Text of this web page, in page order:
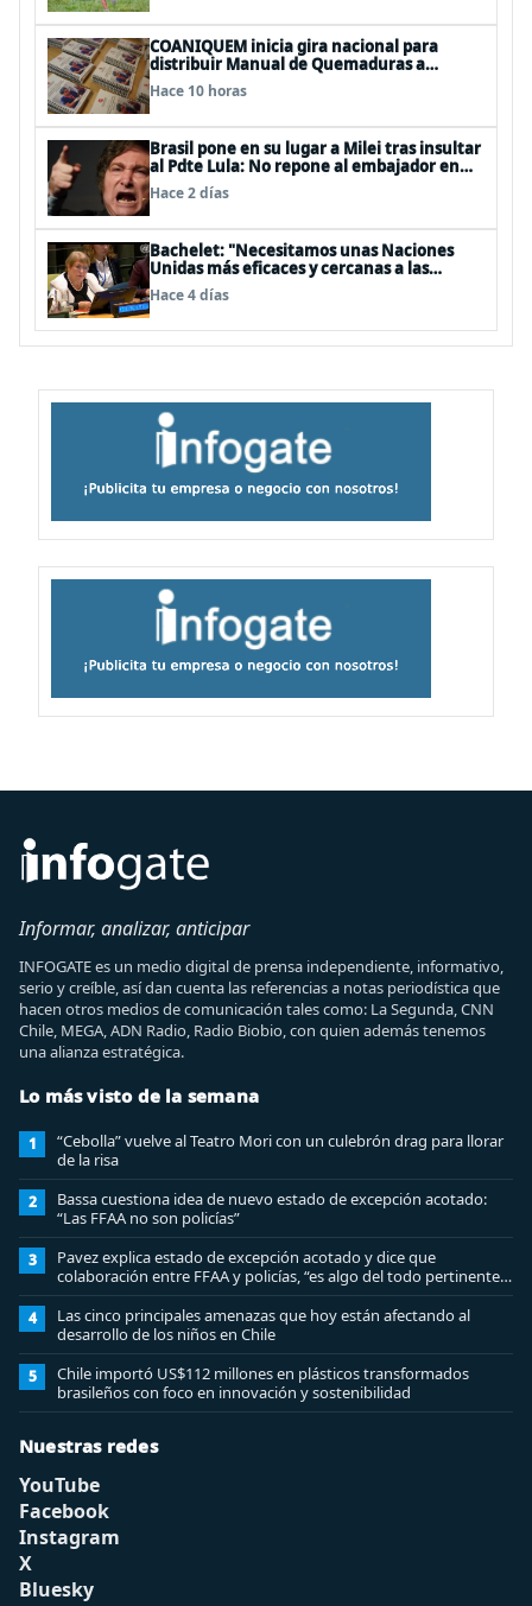
COANIQUEM inicia gira nacional para
distribuir Manual de Quemaduras a
profesionales de la salud
Hace 10 horas
Brasil pone en su lugar a Milei tras insultar
al Pdte Lula: No repone al embajador en
BBSS y rebaja la relación bilateral
Hace 2 días
Bachelet: "Necesitamos unas Naciones
Unidas más eficaces y cercanas a las
personas"
Hace 4 días
Informar, analizar, anticipar
INFOGATE es un medio digital de prensa independiente, informativo,
serio y creíble, así dan cuenta las referencias a notas periodística que
hacen otros medios de comunicación tales como: La Segunda, CNN
Chile, MEGA, ADN Radio, Radio Biobio, con quien además tenemos
una alianza estratégica.
Lo más visto de la semana
1
“Cebolla” vuelve al Teatro Mori con un culebrón drag para llorar
de la risa
2
Bassa cuestiona idea de nuevo estado de excepción acotado:
“Las FFAA no son policías”
3
Pavez explica estado de excepción acotado y dice que
colaboración entre FFAA y policías, “es algo del todo pertinente
analizar”
4
Las cinco principales amenazas que hoy están afectando al
desarrollo de los niños en Chile
5
Chile importó US$112 millones en plásticos transformados
brasileños con foco en innovación y sostenibilidad
Nuestras redes
YouTube
Facebook
Instagram
X
Bluesky